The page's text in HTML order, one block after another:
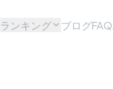
ランキング ブログFAQ